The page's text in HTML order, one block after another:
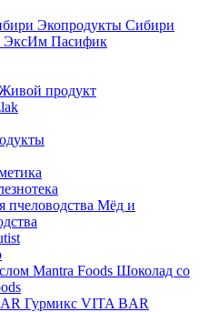
Экопродукты Сибири
ЭксИм Пасифик
продукт
Мёд и
Шоколад со
Гурмикс VITA BAR